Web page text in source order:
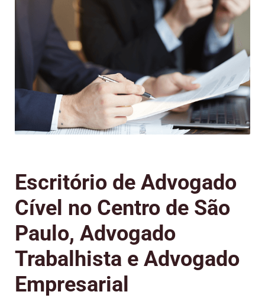
Escritório de Advogado
Cível no Centro de São
Paulo, Advogado
Trabalhista e Advogado
Empresarial